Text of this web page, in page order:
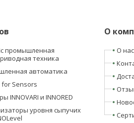
промышленная
техника
автоматика
Sensors
INNOVARI и INNORED
уровня сыпучих
О
О нас